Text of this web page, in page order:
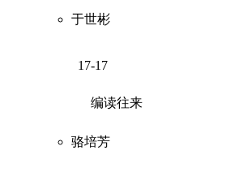
于世彬
17-17
编读往来
骆培芳